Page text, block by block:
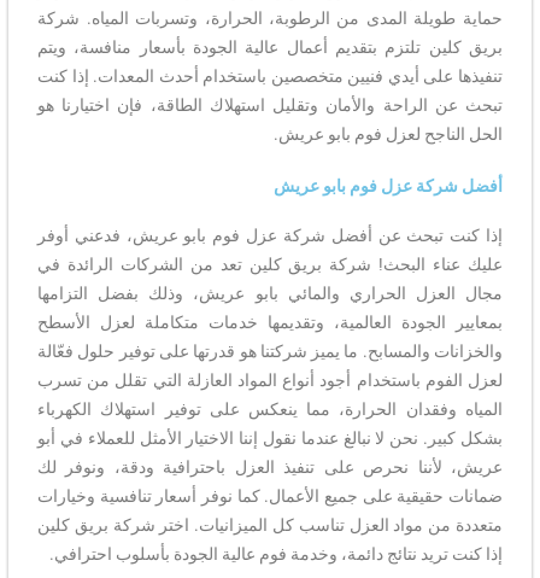
حماية طويلة المدى من الرطوبة، الحرارة، وتسربات المياه. شركة
بريق كلين تلتزم بتقديم أعمال عالية الجودة بأسعار منافسة، ويتم
تنفيذها على أيدي فنيين متخصصين باستخدام أحدث المعدات. إذا كنت
تبحث عن الراحة والأمان وتقليل استهلاك الطاقة، فإن اختيارنا هو
الحل الناجح لعزل فوم بابو عريش.
أفضل شركة عزل فوم بابو عريش
إذا كنت تبحث عن أفضل شركة عزل فوم بابو عريش، فدعني أوفر
عليك عناء البحث! شركة بريق كلين تعد من الشركات الرائدة في
مجال العزل الحراري والمائي بابو عريش، وذلك بفضل التزامها
بمعايير الجودة العالمية، وتقديمها خدمات متكاملة لعزل الأسطح
والخزانات والمسابح. ما يميز شركتنا هو قدرتها على توفير حلول فعّالة
لعزل الفوم باستخدام أجود أنواع المواد العازلة التي تقلل من تسرب
المياه وفقدان الحرارة، مما ينعكس على توفير استهلاك الكهرباء
بشكل كبير. نحن لا نبالغ عندما نقول إننا الاختيار الأمثل للعملاء في أبو
عريش، لأننا نحرص على تنفيذ العزل باحترافية ودقة، ونوفر لك
ضمانات حقيقية على جميع الأعمال. كما نوفر أسعار تنافسية وخيارات
متعددة من مواد العزل تناسب كل الميزانيات. اختر شركة بريق كلين
إذا كنت تريد نتائج دائمة، وخدمة فوم عالية الجودة بأسلوب احترافي.